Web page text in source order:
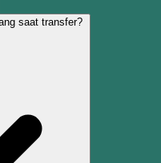
saat transfer?